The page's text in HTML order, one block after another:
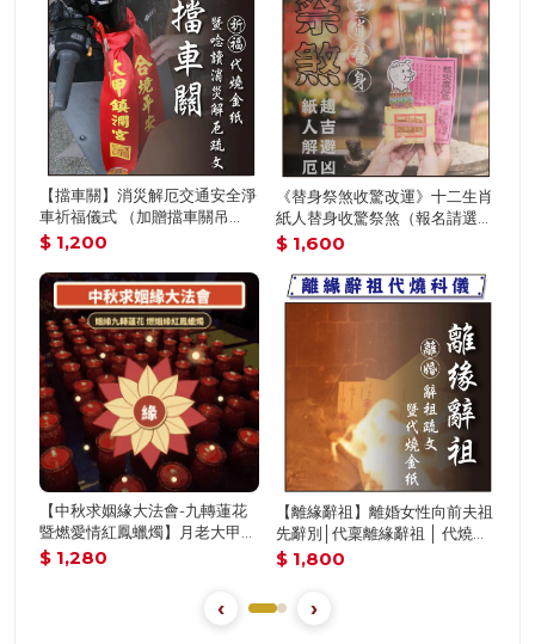
【擋車關】消災解厄交通安全淨
車祈福儀式 （加贈擋車關吊
飾）│ 擋車關 │ 代燒金紙 │ 淨
（名額有限，額滿為止）
$ 1,200
《替身祭煞收驚改運》十二生肖
紙人替身收驚祭煞（報名請選擇
祭煞者的生肖）、過爐加持各生
福│加持過爐｜代燒（名額有
限，額滿為止）
$ 1,600
【中秋求姻緣大法會-九轉蓮花
暨燃愛情紅鳳蠟燭】月老大甲媽
牽姻緣顯著求貴人桃花｜贈招桃
$ 1,280
【離緣辭祖】離婚女性向前夫祖
先辭別│代稟離緣辭祖 │ 代燒離
緣辭祖金紙│加持過爐科儀 （名
$ 1,800
‹ ›